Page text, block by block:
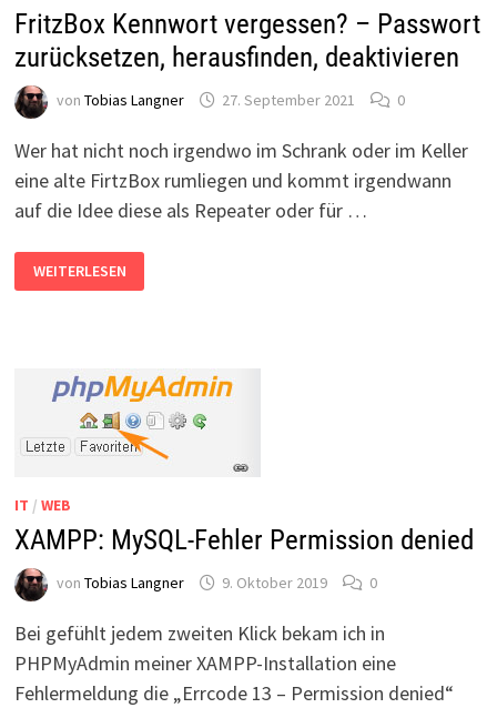
FritzBox Kennwort vergessen? – Passwort
zurücksetzen, herausfinden, deaktivieren
von Tobias Langner 27. September 2021 0
Wer hat nicht noch irgendwo im Schrank oder im Keller
eine alte FirtzBox rumliegen und kommt irgendwann
auf die Idee diese als Repeater oder für …
KENNWORT
VERGESSEN?
DEAKTIVIEREN
WEITERLESEN
IT / WEB
XAMPP: MySQL-Fehler Permission denied
von Tobias Langner 9. Oktober 2019 0
Bei gefühlt jedem zweiten Klick bekam ich in
PHPMyAdmin meiner XAMPP-Installation eine
Fehlermeldung die „Errcode 13 – Permission denied“